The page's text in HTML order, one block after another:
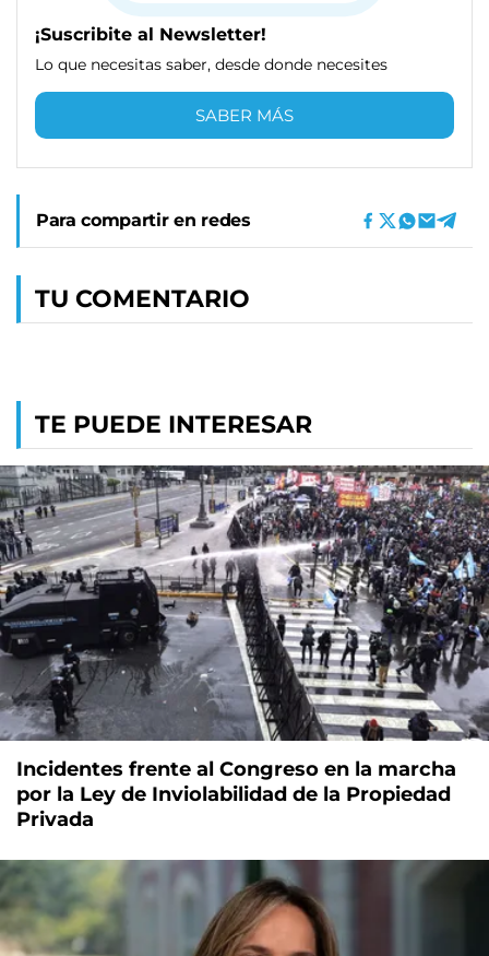
¡Suscribite al Newsletter!
Lo que necesitas saber, desde donde necesites
SABER MÁS
Para compartir en redes
TU COMENTARIO
TE PUEDE INTERESAR
Incidentes frente al Congreso en la marcha
por la Ley de Inviolabilidad de la Propiedad
Privada